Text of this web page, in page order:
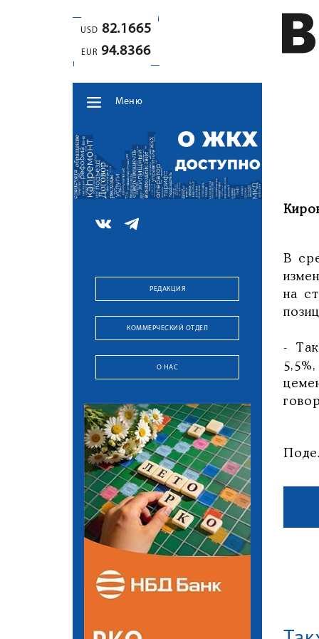
USD 82.1665
EUR 94.8366
Меню
РЕДАКЦИЯ
КОММЕРЧЕСКИЙ ОТДЕЛ
О НАС
В
на
-